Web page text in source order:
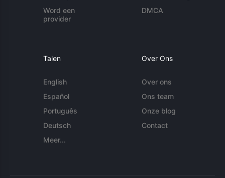
Word een
provider
DMCA
Talen
English
Español
Português
Deutsch
Meer...
Over Ons
Over ons
Ons team
Onze blog
Contact